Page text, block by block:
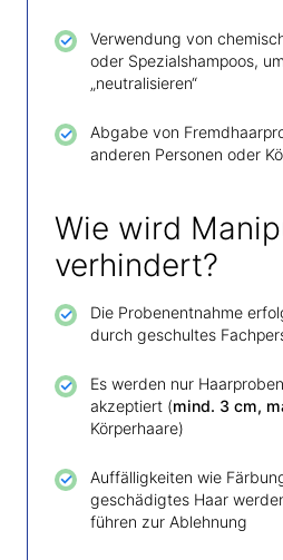
Verwendung von
oder Spezialshampoos,
„neutralisieren“
Abgabe von
anderen Personen oder
Wie wird
verhindert?
Die Probenentnahme
durch geschultes
Es werden nur
akzeptiert (mind. 3 cm,
Körperhaare)
Auffälligkeiten wie
geschädigtes Haar
führen zur Ablehnung